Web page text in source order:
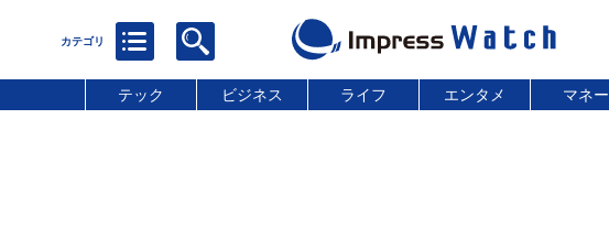
テック ビジネス ライフ エンタメ マネー